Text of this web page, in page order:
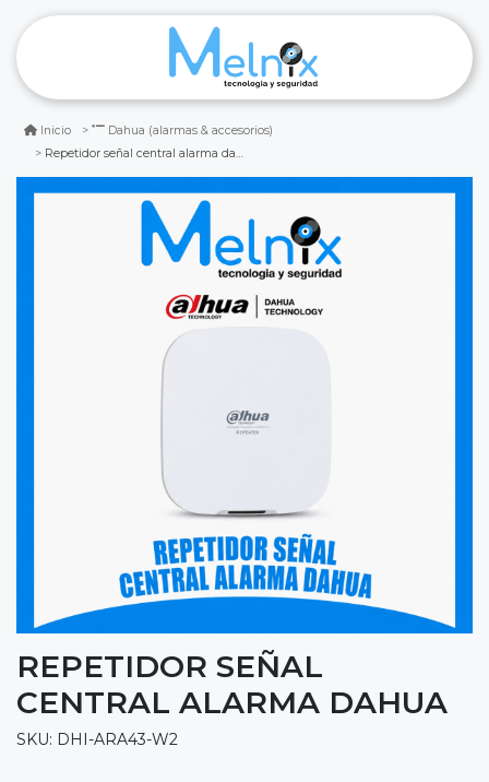
Inicio
Dahua (alarmas & accesorios)
Repetidor señal central alarma dahua
REPETIDOR SEÑAL
CENTRAL ALARMA DAHUA
SKU: DHI-ARA43-W2